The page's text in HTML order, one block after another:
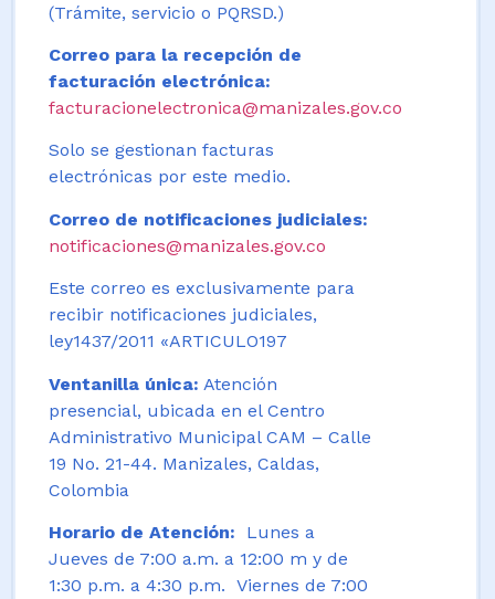
(Trámite, servicio o PQRSD.)
Correo para la recepción de
facturación electrónica:
facturacionelectronica@manizales.gov.co
Solo se gestionan facturas
electrónicas por este medio.
Correo de notificaciones judiciales:
notificaciones@manizales.gov.co
Este correo es exclusivamente para
recibir notificaciones judiciales,
ley1437/2011 «ARTICULO197
Ventanilla única: Atención
presencial, ubicada en el Centro
Administrativo Municipal CAM – Calle
19 No. 21-44. Manizales, Caldas,
Colombia
Horario de Atención:
Lunes a
Jueves de 7:00 a.m. a 12:00 m y de
1:30 p.m. a 4:30 p.m. Viernes de 7:00